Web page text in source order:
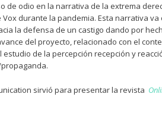
de odio en la narrativa de la extrema
durante la pandemia. Esta narrativa
la defensa de un castigo dando por
del proyecto, relacionado con el
de la percepción recepción y
sirvió para presentar la revista